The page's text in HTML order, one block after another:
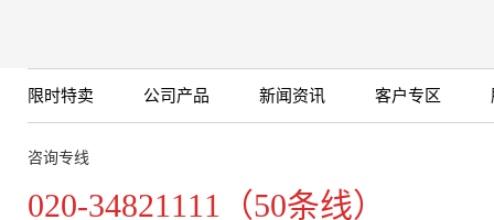
细胞培养瓶
More
限时特卖 公司产品 新闻资讯 客户专区
咨询专线
020-34821111（50条线）